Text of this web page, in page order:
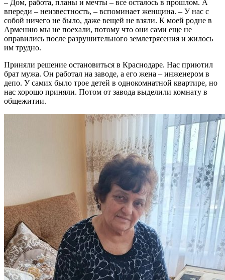
– Дом, работа, планы и мечты – все осталось в прошлом. А
впереди – неизвестность, – вспоминает женщина. – У нас с
собой ничего не было, даже вещей не взяли. К моей родне в
Армению мы не поехали, потому что они сами еще не
оправились после разрушительного землетрясения и жилось
им трудно.
Приняли решение остановиться в Краснодаре. Нас приютил
брат мужа. Он работал на заводе, а его жена – инженером в
депо. У самих было трое детей в однокомнатной квартире, но
нас хорошо приняли. Потом от завода выделили комнату в
общежитии.